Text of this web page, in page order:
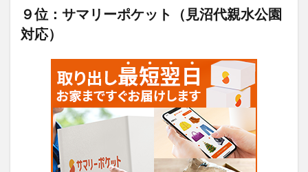
９位：サマリーポケット（見沼代親水公園
対応）